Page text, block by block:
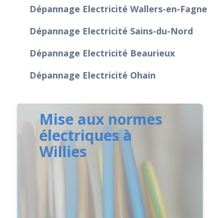
Dépannage Electricité Wallers-en-Fagne
Dépannage Electricité Sains-du-Nord
Dépannage Electricité Beaurieux
Dépannage Electricité Ohain
Mise aux normes
électriques à
Willies